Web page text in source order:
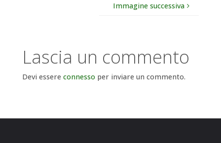
Immagine successiva
Lascia un commento
Devi essere connesso per inviare un commento.